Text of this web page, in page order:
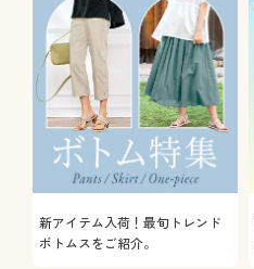
新アイテム入荷！最旬トレンド
ボトムスをご紹介。